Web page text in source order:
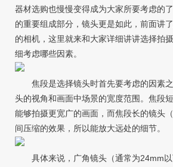
器材选购也慢慢变得成为大家所要考虑的
的重要组成部分，镜头更是如此，前面讲
的相机，这里就来和大家详细讲讲选择拍
细考虑哪些因素。
焦段是选择镜头时首先要考虑的因素之
头的视角和画面中场景的宽度范围。焦段
能够拍摄更宽广的画面，而焦段长的镜头
间压缩的效果，所以能放大远处的细节。
具体来说，广角镜头（通常为24mm以